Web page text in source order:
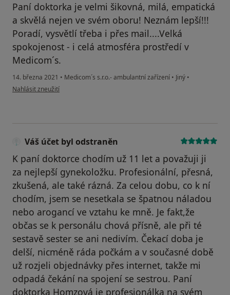
Paní doktorka je velmi šikovná, milá, empatická
a skvělá nejen ve svém oboru! Neznám lepší!!!
Poradí, vysvětlí třeba i přes mail....Velká
spokojenost - i celá atmosféra prostředí v
Medicom´s.
14. března 2021 • Medicom´s s.r.o.- ambulantní zařízení • Jiný •
podle názoru uživatele M.A.
Nahlásit zneužití
Váš účet byl odstraněn
K paní doktorce chodím už 11 let a považuji ji
za nejlepší gynekoložku. Profesionální, přesná,
zkušená, ale také rázná. Za celou dobu, co k ní
chodím, jsem se nesetkala se špatnou náladou
nebo arogancí ve vztahu ke mně. Je fakt,že
občas se k personálu chová přísně, ale při té
sestavě sester se ani nedivím. Čekací doba je
delší, nicméně ráda počkám a v současné době
už rozjeli objednávky přes internet, takže mi
odpadá čekání na spojení se sestrou. Paní
doktorka Homzová je profesionálka na svém